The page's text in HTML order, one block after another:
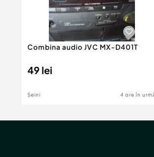
Combina audio JVC MX-D401T
49 lei
Seini 4 ore în